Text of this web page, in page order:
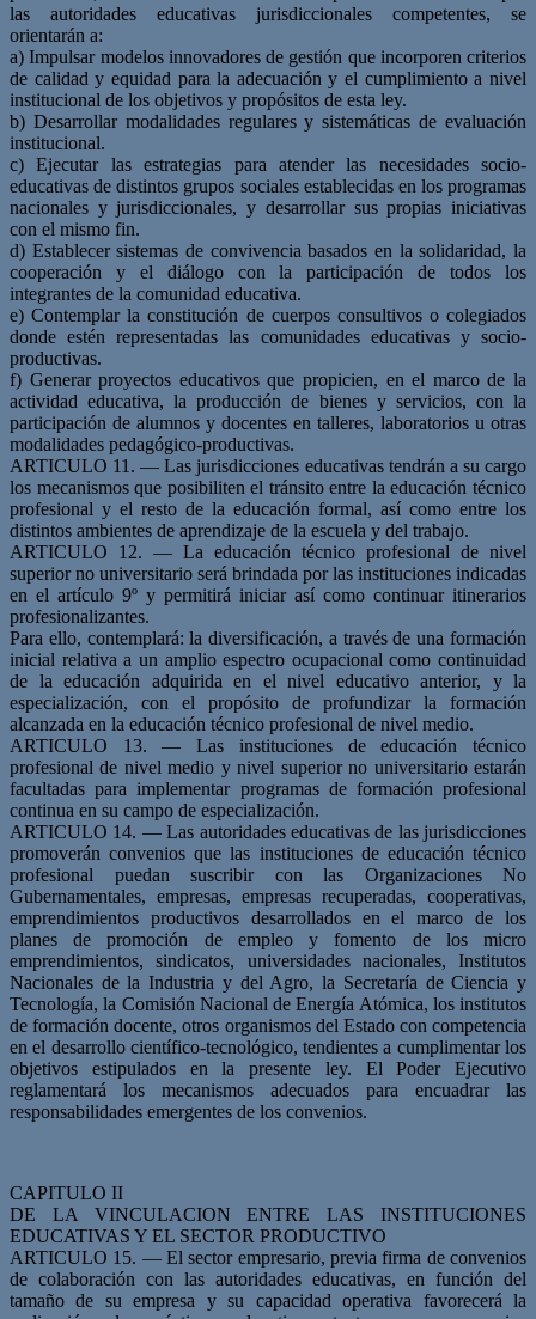
las autoridades educativas jurisdiccionales competentes, se
orientarán a:
a) Impulsar modelos innovadores de gestión que incorporen criterios
de calidad y equidad para la adecuación y el cumplimiento a nivel
institucional de los objetivos y propósitos de esta ley.
b) Desarrollar modalidades regulares y sistemáticas de evaluación
institucional.
c) Ejecutar las estrategias para atender las necesidades socio-
educativas de distintos grupos sociales establecidas en los programas
nacionales y jurisdiccionales, y desarrollar sus propias iniciativas
con el mismo fin.
d) Establecer sistemas de convivencia basados en la solidaridad, la
cooperación y el diálogo con la participación de todos los
integrantes de la comunidad educativa.
e) Contemplar la constitución de cuerpos consultivos o colegiados
donde estén representadas las comunidades educativas y socio-
productivas.
f) Generar proyectos educativos que propicien, en el marco de la
actividad educativa, la producción de bienes y servicios, con la
participación de alumnos y docentes en talleres, laboratorios u otras
modalidades pedagógico-productivas.
ARTICULO 11. — Las jurisdicciones educativas tendrán a su cargo
los mecanismos que posibiliten el tránsito entre la educación técnico
profesional y el resto de la educación formal, así como entre los
distintos ambientes de aprendizaje de la escuela y del trabajo.
ARTICULO 12. — La educación técnico profesional de nivel
superior no universitario será brindada por las instituciones indicadas
en el artículo 9º y permitirá iniciar así como continuar itinerarios
profesionalizantes.
Para ello, contemplará: la diversificación, a través de una formación
inicial relativa a un amplio espectro ocupacional como continuidad
de la educación adquirida en el nivel educativo anterior, y la
especialización, con el propósito de profundizar la formación
alcanzada en la educación técnico profesional de nivel medio.
ARTICULO 13. — Las instituciones de educación técnico
profesional de nivel medio y nivel superior no universitario estarán
facultadas para implementar programas de formación profesional
continua en su campo de especialización.
ARTICULO 14. — Las autoridades educativas de las jurisdicciones
promoverán convenios que las instituciones de educación técnico
profesional puedan suscribir con las Organizaciones No
Gubernamentales, empresas, empresas recuperadas, cooperativas,
emprendimientos productivos desarrollados en el marco de los
planes de promoción de empleo y fomento de los micro
emprendimientos, sindicatos, universidades nacionales, Institutos
Nacionales de la Industria y del Agro, la Secretaría de Ciencia y
Tecnología, la Comisión Nacional de Energía Atómica, los institutos
de formación docente, otros organismos del Estado con competencia
en el desarrollo científico-tecnológico, tendientes a cumplimentar los
objetivos estipulados en la presente ley. El Poder Ejecutivo
reglamentará los mecanismos adecuados para encuadrar las
responsabilidades emergentes de los convenios.
CAPITULO II
DE LA VINCULACION ENTRE LAS INSTITUCIONES
EDUCATIVAS Y EL SECTOR PRODUCTIVO
ARTICULO 15. — El sector empresario, previa firma de convenios
de colaboración con las autoridades educativas, en función del
tamaño de su empresa y su capacidad operativa favorecerá la